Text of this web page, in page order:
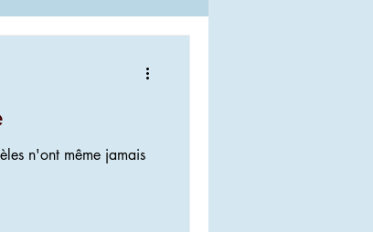
n'ont même jamais